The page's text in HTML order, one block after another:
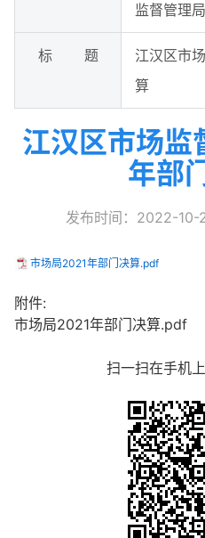
监督管理局
标 题
江汉区市
算
江汉区市场监
年部
发布时间：2022-10-
市场局2021年部门决算.pdf
附件:
市场局2021年部门决算.pdf
扫一扫在手机